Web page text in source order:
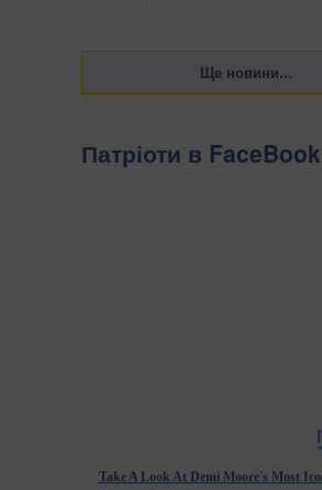
Патріоти в FaceBook
Take A Look At Demi Moore's Most